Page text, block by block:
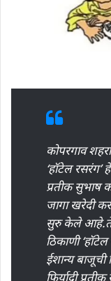
कोपरगाव
‘हॉटेल रसरंग’
प्रतीक सुभाष
जागा खरेदी
सुरु केले आहे.ते
ठिकाणी
ईशान्य
फिर्यादी